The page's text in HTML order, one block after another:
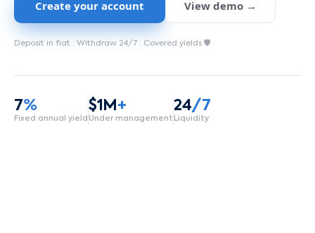
Create your account View demo →
Deposit in fiat · Withdraw 24/7 · Covered yields 🛡️
7%
Fixed annual yield
$1M +
Under management
24/7
Liquidity